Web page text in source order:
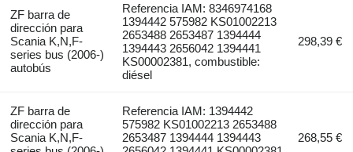
ZF barra de
dirección para
Scania K,N,F-
series bus (2006-)
autobús
Referencia IAM: 8346974168
1394442 575982 KS01002213
2653488 2653487 1394444
1394443 2656042 1394441
KS00002381, combustible:
diésel
298,39 €
ZF barra de
dirección para
Scania K,N,F-
Referencia IAM: 1394442
575982 KS01002213 2653488
2653487 1394444 1394443
268,55 €